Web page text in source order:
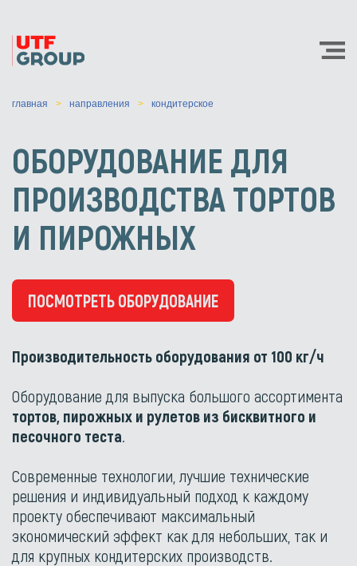
главная направления кондитерское
ОБОРУДОВАНИЕ ДЛЯ
ПРОИЗВОДСТВА ТОРТОВ
И ПИРОЖНЫХ
ПОСМОТРЕТЬ ОБОРУДОВАНИЕ
Производительность оборудования от 100 кг/ч
Оборудование для выпуска большого ассортимента
тортов, пирожных и рулетов из бисквитного и
песочного теста.
Современные технологии, лучшие технические
решения и индивидуальный подход к каждому
проекту обеспечивают максимальный
экономический эффект как для небольших, так и
для крупных кондитерских производств.